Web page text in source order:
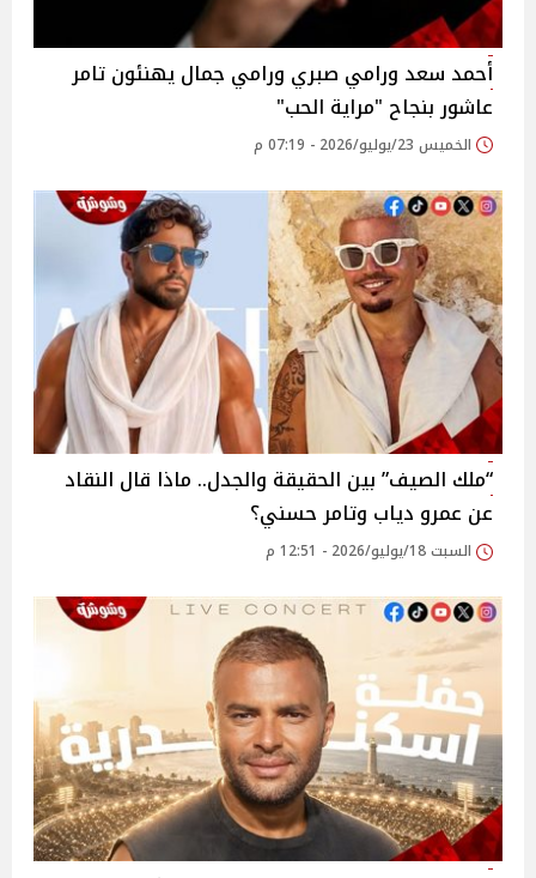
أحمد سعد ورامي صبري ورامي جمال يهنئون تامر
عاشور بنجاح "مراية الحب"
الخميس 23/يوليو/2026 - 07:19 م
“ملك الصيف” بين الحقيقة والجدل.. ماذا قال النقاد
عن عمرو دياب وتامر حسني؟
السبت 18/يوليو/2026 - 12:51 م